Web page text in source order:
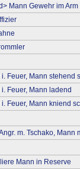
Mann Gewehr im
Feuer, Mann stehend
Feuer, Mann ladend
Feuer, Mann kniend
m. Tschako, Mann
Mann in Reserve